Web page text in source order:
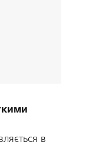
в